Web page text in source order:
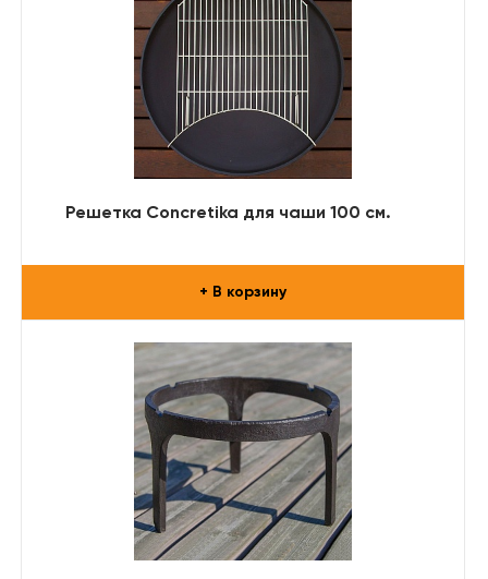
Решетка Concretika для чаши 100 см.
+ В корзину